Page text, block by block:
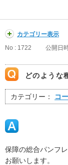
カテゴリー表示
No : 1722
公開日
どのような
カテゴリー： コ
保障の総合パンフ
お願いします。